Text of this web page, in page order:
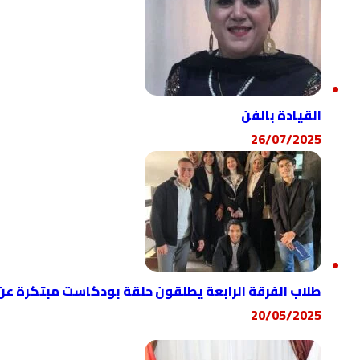
القيادة بالفن
26/07/2025
طلاب الفرقة الرابعة يطلقون حلقة بودكاست مبتكرة عن
20/05/2025